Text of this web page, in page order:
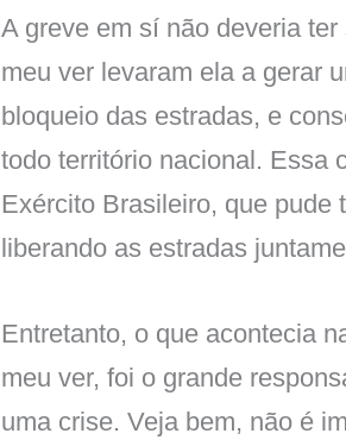
A greve em sí não deveria
meu ver levaram ela a gerar
bloqueio das estradas, e
todo território nacional. Essa
Exército Brasileiro, que pude
liberando as estradas
Entretanto, o que acontecia
meu ver, foi o grande
uma crise. Veja bem, não é